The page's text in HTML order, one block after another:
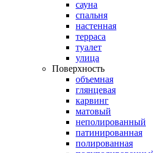
сауна
спальня
настенная
терраса
туалет
улица
Поверхность
объемная
глянцевая
карвинг
матовый
неполированный
патинированная
полированная